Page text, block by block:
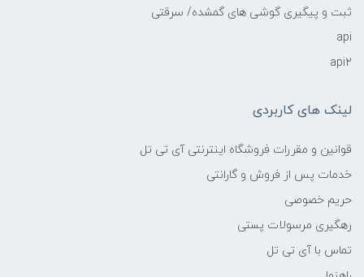
ثبت و پیگیری گوشی های گمشده/ سرقتی
api
api2
لینک های کاربردی
قوانین و مقررات فروشگاه اینترنتی آی تی تل
خدمات پس از فروش و گارانتی
حریم خصوصی
رهگیری مرسولات پستی
تماس با آی تی تل